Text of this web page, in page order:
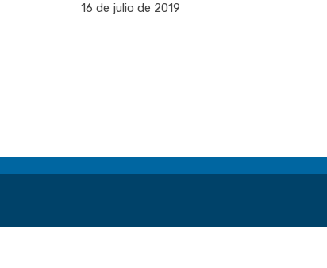
16 de julio de 2019